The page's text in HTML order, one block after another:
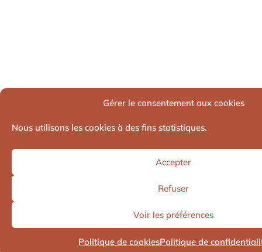
Gérer le consentement aux cookies
Nous utilisons les cookies à des fins statistiques.
Accepter
Refuser
Voir les préférences
Politique de cookiesPolitique de